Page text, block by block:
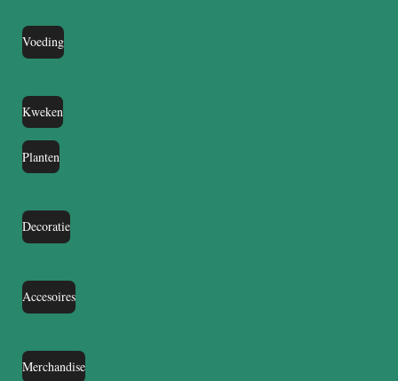
Voeding
Kweken
Planten
Decoratie
Accesoires
Merchandise